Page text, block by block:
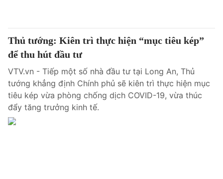
® Cấm sao chép dưới mọi hình thức nếu không có sự chấp
thuận bằng văn bản. Ghi rõ nguồn VTV.vn khi phát hành lại
thông tin từ website này.
Thủ tướng: Kiên trì thực hiện “mục tiêu kép”
để thu hút đầu tư
VTV.vn - Tiếp một số nhà đầu tư tại Long An, Thủ
tướng khẳng định Chính phủ sẽ kiên trì thực hiện mục
tiêu kép vừa phòng chống dịch COVID-19, vừa thúc
đẩy tăng trưởng kinh tế.